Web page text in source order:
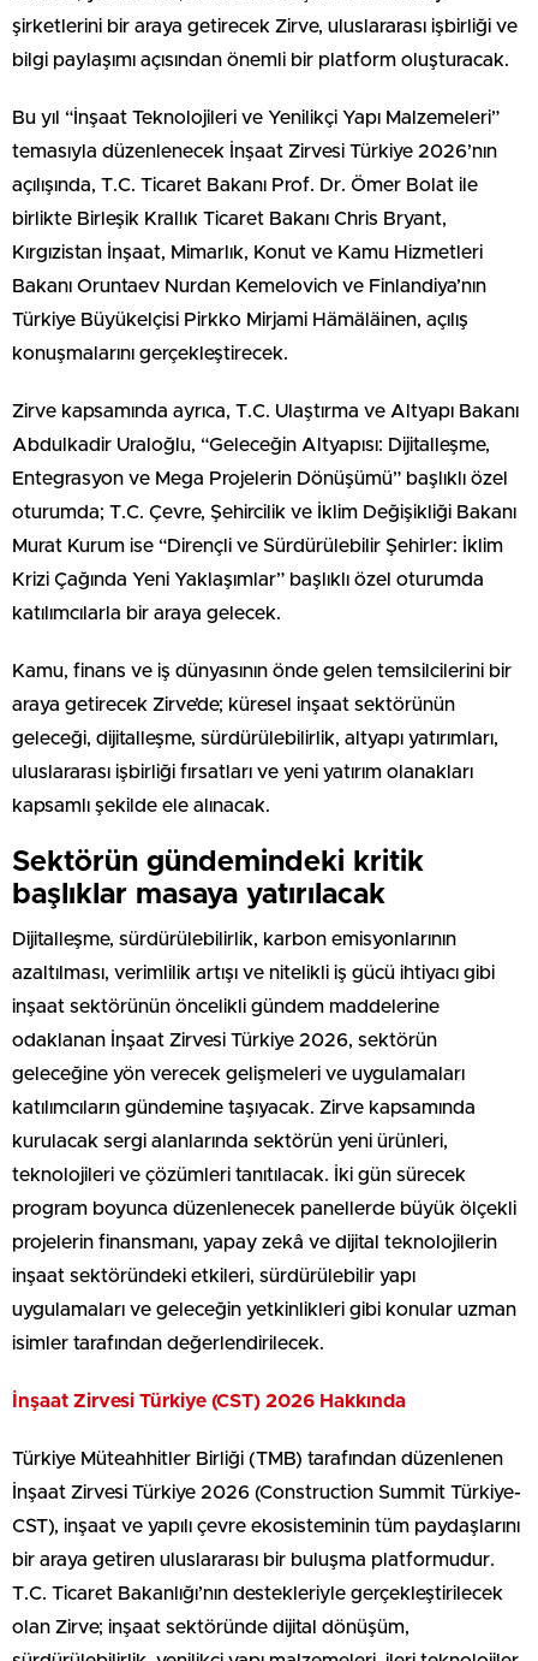
şirketlerini bir araya getirecek Zirve, uluslararası işbirliği ve
bilgi paylaşımı açısından önemli bir platform oluşturacak.
Bu yıl “İnşaat Teknolojileri ve Yenilikçi Yapı Malzemeleri”
temasıyla düzenlenecek İnşaat Zirvesi Türkiye 2026’nın
açılışında, T.C. Ticaret Bakanı Prof. Dr. Ömer Bolat ile
birlikte Birleşik Krallık Ticaret Bakanı Chris Bryant,
Kırgızistan İnşaat, Mimarlık, Konut ve Kamu Hizmetleri
Bakanı Oruntaev Nurdan Kemelovich ve Finlandiya’nın
Türkiye Büyükelçisi Pirkko Mirjami Hämäläinen, açılış
konuşmalarını gerçekleştirecek.
Zirve kapsamında ayrıca, T.C. Ulaştırma ve Altyapı Bakanı
Abdulkadir Uraloğlu, “Geleceğin Altyapısı: Dijitalleşme,
Entegrasyon ve Mega Projelerin Dönüşümü” başlıklı özel
oturumda; T.C. Çevre, Şehircilik ve İklim Değişikliği Bakanı
Murat Kurum ise “Dirençli ve Sürdürülebilir Şehirler: İklim
Krizi Çağında Yeni Yaklaşımlar” başlıklı özel oturumda
katılımcılarla bir araya gelecek.
Kamu, finans ve iş dünyasının önde gelen temsilcilerini bir
araya getirecek Zirve’de; küresel inşaat sektörünün
geleceği, dijitalleşme, sürdürülebilirlik, altyapı yatırımları,
uluslararası işbirliği fırsatları ve yeni yatırım olanakları
kapsamlı şekilde ele alınacak.
Sektörün gündemindeki kritik
başlıklar masaya yatırılacak
Dijitalleşme, sürdürülebilirlik, karbon emisyonlarının
azaltılması, verimlilik artışı ve nitelikli iş gücü ihtiyacı gibi
inşaat sektörünün öncelikli gündem maddelerine
odaklanan İnşaat Zirvesi Türkiye 2026, sektörün
geleceğine yön verecek gelişmeleri ve uygulamaları
katılımcıların gündemine taşıyacak. Zirve kapsamında
kurulacak sergi alanlarında sektörün yeni ürünleri,
teknolojileri ve çözümleri tanıtılacak. İki gün sürecek
program boyunca düzenlenecek panellerde büyük ölçekli
projelerin finansmanı, yapay zekâ ve dijital teknolojilerin
inşaat sektöründeki etkileri, sürdürülebilir yapı
uygulamaları ve geleceğin yetkinlikleri gibi konular uzman
isimler tarafından değerlendirilecek.
İnşaat Zirvesi Türkiye (CST) 2026 Hakkında
Türkiye Müteahhitler Birliği (TMB) tarafından düzenlenen
İnşaat Zirvesi Türkiye 2026 (Construction Summit Türkiye-
CST), inşaat ve yapılı çevre ekosisteminin tüm paydaşlarını
bir araya getiren uluslararası bir buluşma platformudur.
T.C. Ticaret Bakanlığı’nın destekleriyle gerçekleştirilecek
olan Zirve; inşaat sektöründe dijital dönüşüm,